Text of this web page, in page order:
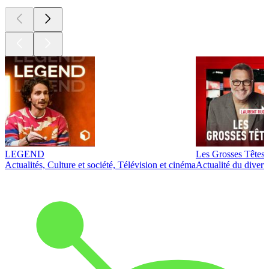
LEGEND
Actualités, Culture et société, Télévision et cinéma
Les Grosses Têtes
Actualité du